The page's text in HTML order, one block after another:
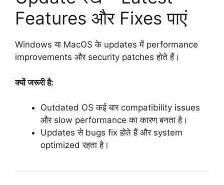
Features और Fixes पाएं
Windows या MacOS के updates में performance
improvements और security patches होते हैं।
क्यों जरूरी है:
Outdated OS कई बार compatibility issues
और slow performance का कारण बनता है।
Updates से bugs fix होते हैं और system
optimized रहता है।